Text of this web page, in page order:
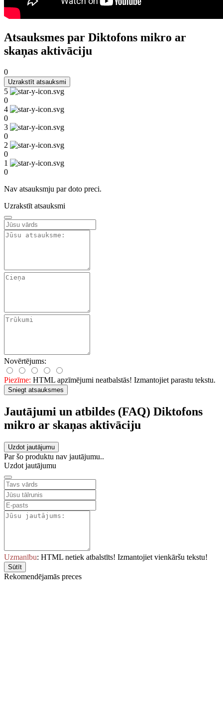
Atsauksmes par Diktofons mikro ar
skaņas aktivāciju
0
Uzrakstīt atsauksmi
5
0
4
0
3
0
2
0
1
0
Nav atsauksmju par doto preci.
Uzrakstīt atsauksmi
Novērtējums:
Piezīme: HTML apzīmējumi neatbalstās! Izmantojiet parastu tekstu.
Sniegt atsauksmes
Jautājumi un atbildes (FAQ) Diktofons
mikro ar skaņas aktivāciju
Uzdot jautājumu
Par šo produktu nav jautājumu..
Uzdot jautājumu
Uzmanību: HTML netiek atbalstīts! Izmantojiet vienkāršu tekstu!
Sūtīt
Rekomendējamās preces